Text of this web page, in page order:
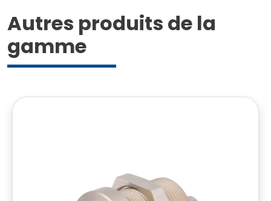
Autres produits de la
gamme